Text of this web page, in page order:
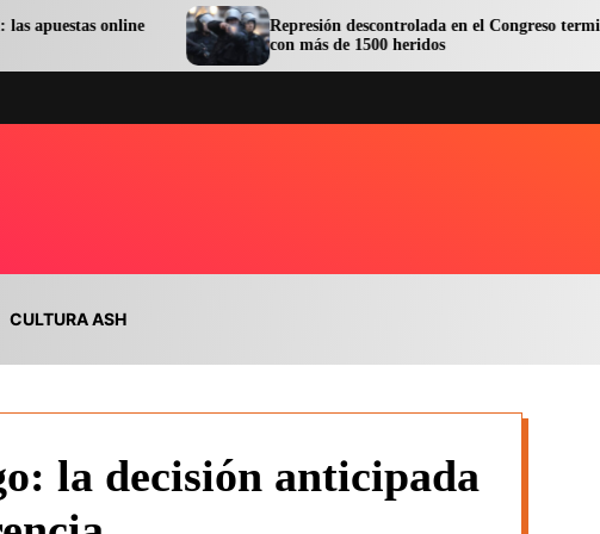
Represión descontrolada en el Congreso terminó
con más de 1500 heridos
CULTURA ASH
la decisión anticipada